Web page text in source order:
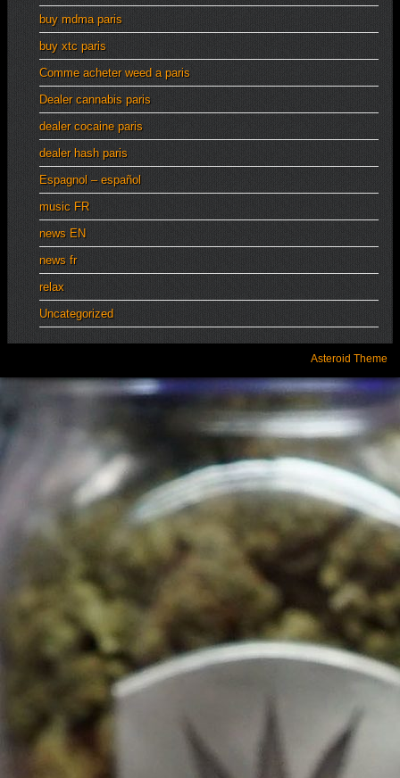
buy mdma paris
buy xtc paris
Comme acheter weed a paris
Dealer cannabis paris
dealer cocaine paris
dealer hash paris
Espagnol – español
music FR
news EN
news fr
relax
Uncategorized
Asteroid Theme